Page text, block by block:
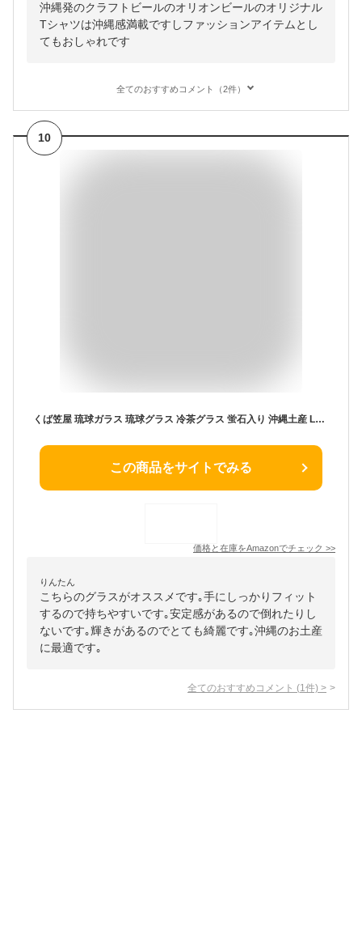
沖縄発のクラフトビールのオリオンビールのオリジナル
Tシャツは沖縄感満載ですしファッションアイテムとし
てもおしゃれです
全てのおすすめコメント（2件）
10
くば笠屋 琉球ガラス 琉球グラス 冷茶グラス 蛍石入り 沖縄土産 LOVE&STARタルグラス ハイビゴールド 金赤 蓄光 光る
この商品をサイトでみる
価格と在庫をAmazonでチェック >>
りんたん
こちらのグラスがオススメです｡手にしっかりフィット
するので持ちやすいです｡安定感があるので倒れたりし
ないです｡輝きがあるのでとても綺麗です｡沖縄のお土産
に最適です｡
全てのおすすめコメント (1 件) >